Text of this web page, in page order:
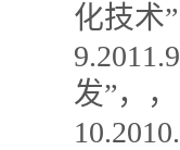
化技术
发”，